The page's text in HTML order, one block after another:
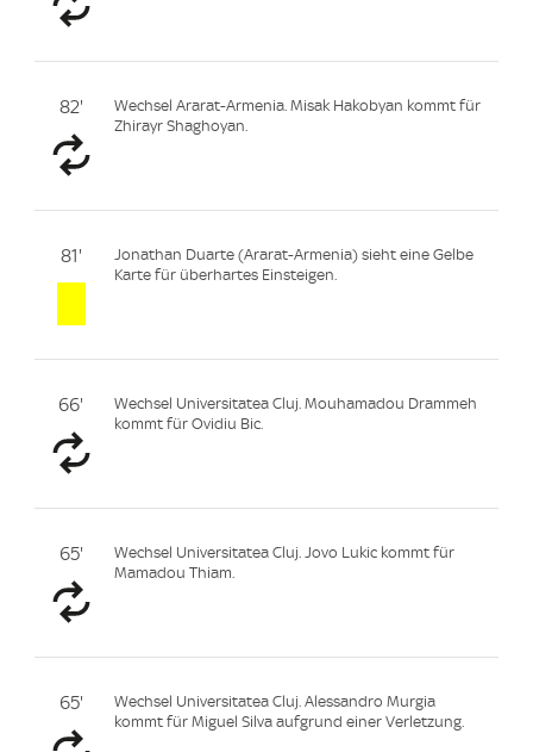
82'
Wechsel Ararat-Armenia. Misak Hakobyan kommt für
Zhirayr Shaghoyan.
81'
Jonathan Duarte (Ararat-Armenia) sieht eine Gelbe
Karte für überhartes Einsteigen.
66'
Wechsel Universitatea Cluj. Mouhamadou Drammeh
kommt für Ovidiu Bic.
65'
Wechsel Universitatea Cluj. Jovo Lukic kommt für
Mamadou Thiam.
65'
Wechsel Universitatea Cluj. Alessandro Murgia
kommt für Miguel Silva aufgrund einer Verletzung.